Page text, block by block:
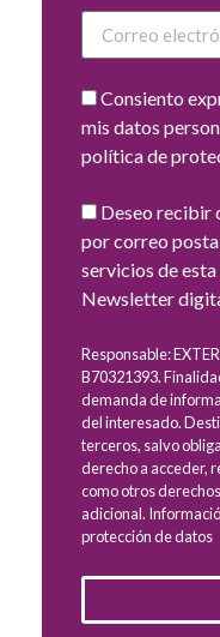
Consiento
mis datos
política de
Deseo recibir
por correo
servicios de
Newsletter
Responsable:
B70321393.
demanda de
del interesado.
terceros, salvo
derecho a acceder,
como otros
adicional.
protección de datos